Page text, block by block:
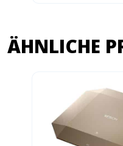
ÄHNLICHE